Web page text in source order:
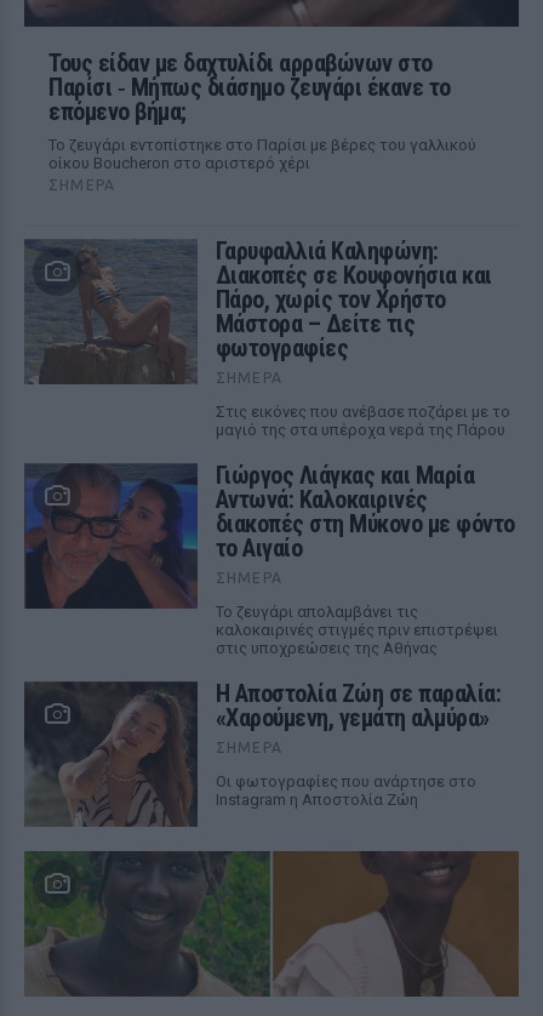
Τους είδαν με δαχτυλίδι αρραβώνων στο
Παρίσι ‑ Μήπως διάσημο ζευγάρι έκανε το
επόμενο βήμα;
Το ζευγάρι εντοπίστηκε στο Παρίσι με βέρες του γαλλικού
οίκου Boucheron στο αριστερό χέρι
ΣΉΜΕΡΑ
Γαρυφαλλιά Καληφώνη:
Διακοπές σε Κουφονήσια και
Πάρο, χωρίς τον Χρήστο
Μάστορα – Δείτε τις
φωτογραφίες
ΣΉΜΕΡΑ
Στις εικόνες που ανέβασε ποζάρει με το
μαγιό της στα υπέροχα νερά της Πάρου
Γιώργος Λιάγκας και Μαρία
Αντωνά: Καλοκαιρινές
διακοπές στη Μύκονο με φόντο
το Αιγαίο
ΣΉΜΕΡΑ
Το ζευγάρι απολαμβάνει τις
καλοκαιρινές στιγμές πριν επιστρέψει
στις υποχρεώσεις της Αθήνας
Η Αποστολία Ζώη σε παραλία:
«Χαρούμενη, γεμάτη αλμύρα»
ΣΉΜΕΡΑ
Οι φωτογραφίες που ανάρτησε στο
Instagram η Αποστολία Ζώη